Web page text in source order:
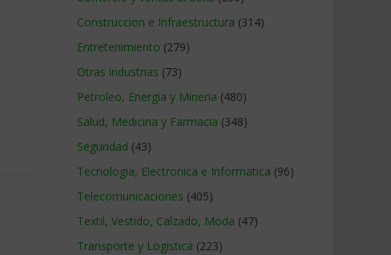
Construccion e Infraestructura (314)
Entretenimiento (279)
Otras industrias (73)
Petroleo, Energia y Mineria (480)
Salud, Medicina y Farmacia (348)
Seguridad (43)
Tecnologia, Electronica e Informatica (96)
Telecomunicaciones (405)
Textil, Vestido, Calzado, Moda (47)
Transporte y Logistica (223)